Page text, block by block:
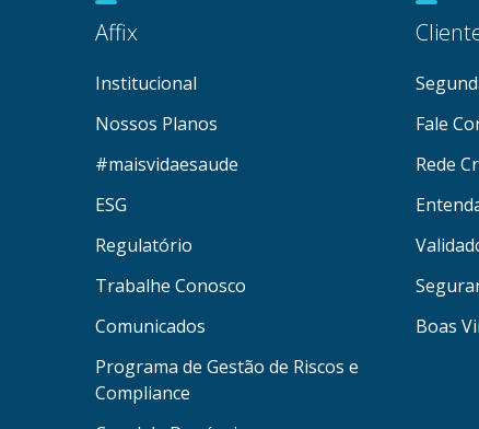
Affix
Institucional
Nossos Planos
#maisvidaesaude
ESG
Regulatório
Trabalhe Conosco
Comunicados
Programa de Gestão de Riscos e
Compliance
Fale
Rede
Boas